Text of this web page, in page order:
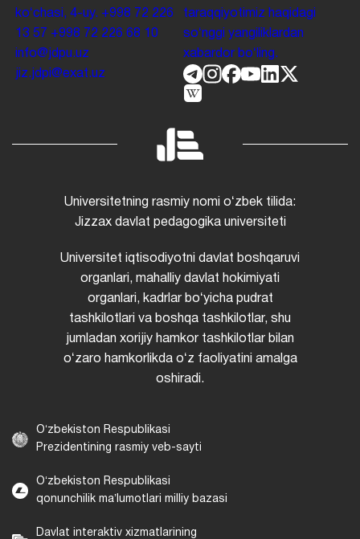
koʻchasi, 4-uy. +998 72 226
13 57 +998 72 226 68 10
info@jdpu.uz
jiz.jdpi@exat.uz
taraqqiyotimiz haqidagi
soʻnggi yangiliklardan
xabardor boʻling.
Universitetning rasmiy nomi oʻzbek tilida:
Jizzax davlat pedagogika universiteti
Universitet iqtisodiyotni davlat boshqaruvi
organlari, mahalliy davlat hokimiyati
organlari, kadrlar boʻyicha pudrat
tashkilotlari va boshqa tashkilotlar, shu
jumladan xorijiy hamkor tashkilotlar bilan
oʻzaro hamkorlikda oʻz faoliyatini amalga
oshiradi.
Oʻzbekiston Respublikasi
Prezidentining rasmiy veb-sayti
Oʻzbekiston Respublikasi
qonunchilik maʼlumotlari milliy bazasi
Davlat interaktiv xizmatlarining